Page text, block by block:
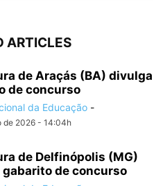
ARTICLES
de Araçás (BA) divulga
de concurso
da Educação -
de 2026 - 14:04h
de Delfinópolis (MG)
de concurso